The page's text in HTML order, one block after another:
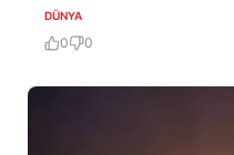
DÜNYA
0 0